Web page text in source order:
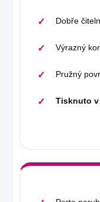
Dobře
Výrazný
Pružný
Tisknuto